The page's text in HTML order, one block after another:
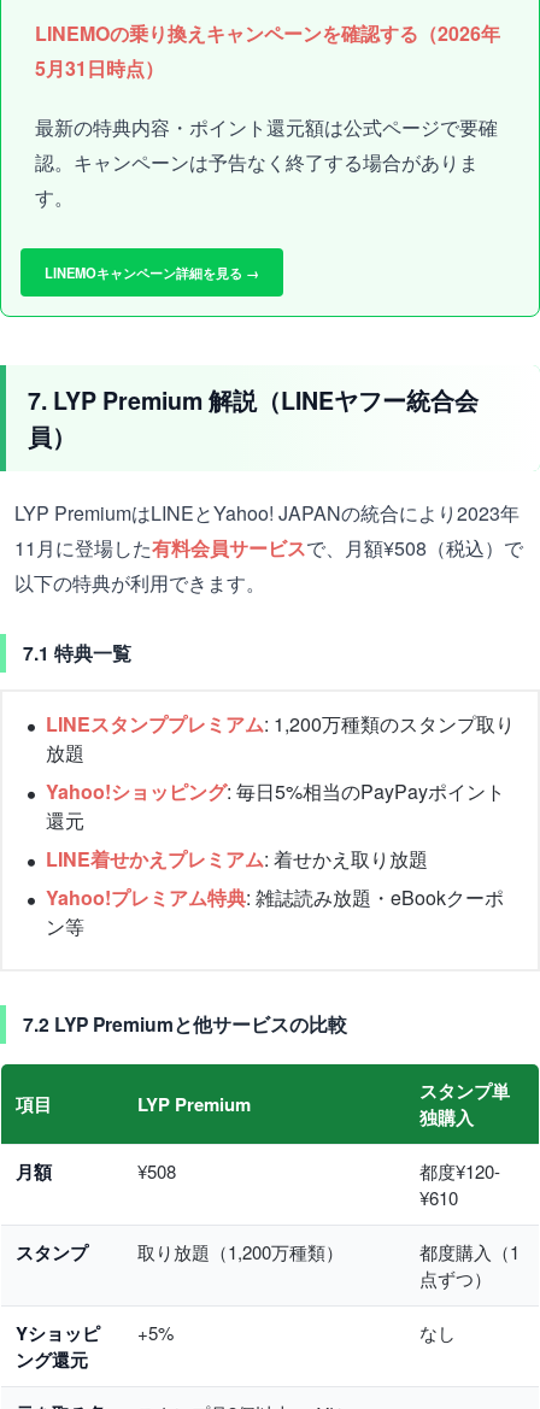
LINEMOの乗り換えキャンペーンを確認する（2026年
5月31日時点）
最新の特典内容・ポイント還元額は公式ページで要確
認。キャンペーンは予告なく終了する場合がありま
す。
LINEMOキャンペーン詳細を見る →
7. LYP Premium 解説（LINEヤフー統合会
員）
LYP PremiumはLINEとYahoo! JAPANの統合により2023年
11月に登場した有料会員サービスで、月額¥508（税込）で
以下の特典が利用できます。
7.1 特典一覧
LINEスタンププレミアム: 1,200万種類のスタンプ取り
放題
Yahoo!ショッピング: 毎日5%相当のPayPayポイント
還元
LINE着せかえプレミアム: 着せかえ取り放題
Yahoo!プレミアム特典: 雑誌読み放題・eBookクーポ
ン等
7.2 LYP Premiumと他サービスの比較
項目 LYP Premium
スタンプ単
独購入
月額 ¥508
都度¥120-
¥610
スタンプ 取り放題（1,200万種類）
都度購入（1
点ずつ）
Yショッピ
ング還元
+5% なし